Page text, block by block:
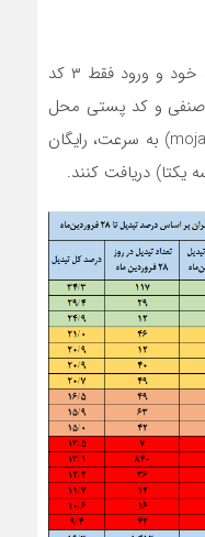
متقاضیان می توانند با گوشی همراه خود و ورود فقط ۳ کد
صنفی و کد پستی محل
کسب) در درگاه ملی مجوزها (mojavez.ir) به سرعت، رایگان
یکتا) دریافت کنند.